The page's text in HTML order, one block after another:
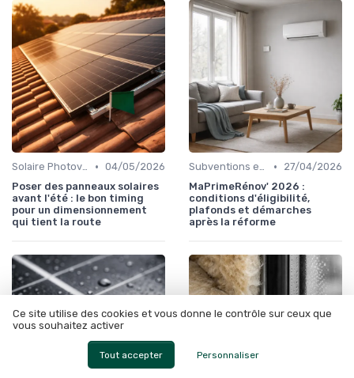
Solaire Photovoltaïque et Thermique • 04/05/2026
Poser des panneaux solaires
avant l'été : le bon timing
pour un dimensionnement
qui tient la route
Subventions et Aides Financières •
27/04/2026
MaPrimeRénov' 2026 :
conditions d'éligibilité,
plafonds et démarches
après la réforme
Ce site utilise des cookies et vous donne le contrôle sur ceux que
vous souhaitez activer
Tout accepter Personnaliser